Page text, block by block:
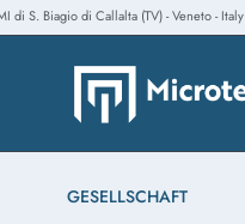
di S. Biagio di Callalta (TV) - Veneto - Italy
GESELLSCHAFT